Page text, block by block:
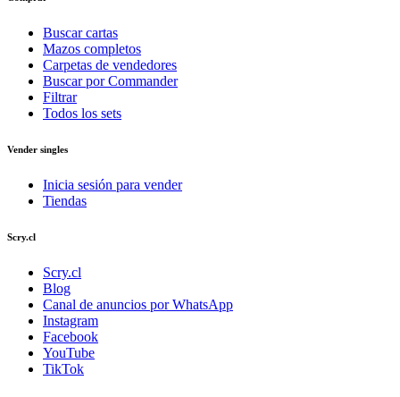
Buscar cartas
Mazos completos
Carpetas de vendedores
Buscar por Commander
Filtrar
Todos los sets
Vender singles
Inicia sesión para vender
Tiendas
Scry.cl
Scry.cl
Blog
Canal de anuncios por WhatsApp
Instagram
Facebook
YouTube
TikTok